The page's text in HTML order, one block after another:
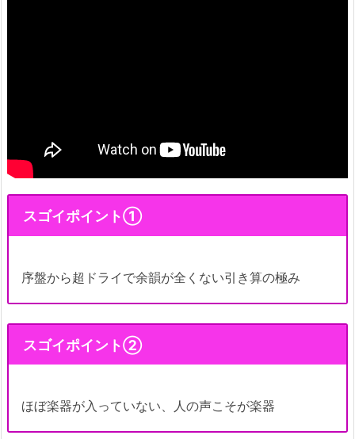
スゴイポイント①
序盤から超ドライで余韻が全くない引き算の極み
スゴイポイント②
ほぼ楽器が入っていない、人の声こそが楽器